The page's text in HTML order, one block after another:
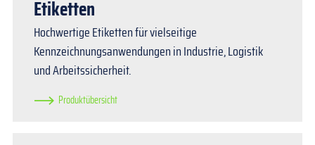
Etiketten
Hochwertige Etiketten für vielseitige
Kennzeichnungsanwendungen in Industrie, Logistik
und Arbeitssicherheit.
Produktübersicht